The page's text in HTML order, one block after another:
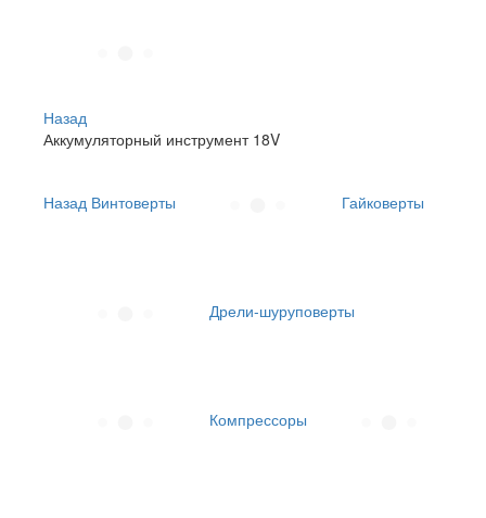
Назад
Аккумуляторный инструмент 18V
Назад Винтоверты Гайковерты
Дрели-шуруповерты
Компрессоры